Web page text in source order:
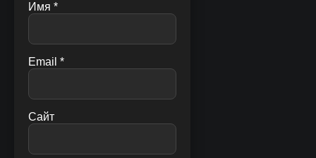
Имя *
Email *
Сайт